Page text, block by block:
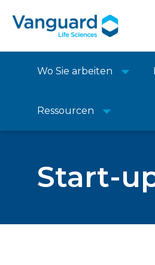
Wo Sie arbeiten
Ressourcen
Heim > Unsere
Start-